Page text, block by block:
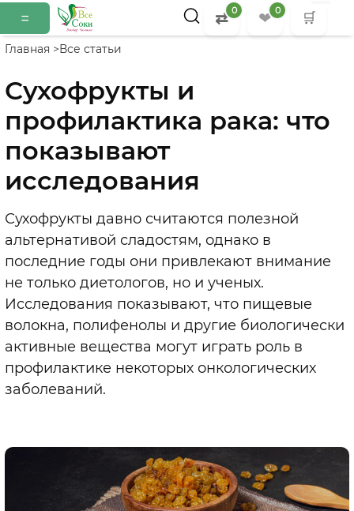
= ⇄ 0 ❤ 0 🛒
Главная >Все статьи
Сухофрукты и
профилактика рака: что
показывают
исследования
Сухофрукты давно считаются полезной
альтернативой сладостям, однако в
последние годы они привлекают внимание
не только диетологов, но и ученых.
Исследования показывают, что пищевые
волокна, полифенолы и другие биологически
активные вещества могут играть роль в
профилактике некоторых онкологических
заболеваний.